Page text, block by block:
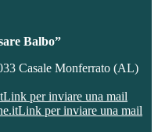
Balbo”
Casale Monferrato (AL)
Link per inviare una mail
Link per inviare una mail